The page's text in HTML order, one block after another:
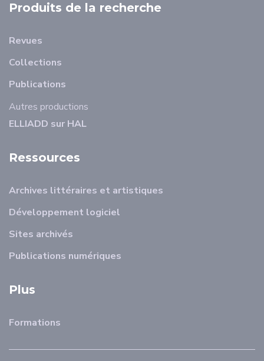
Produits de la recherche
Revues
Collections
Publications
Autres productions
ELLIADD sur HAL
Ressources
Archives littéraires et artistiques
Développement logiciel
Sites archivés
Publications numériques
Plus
Formations